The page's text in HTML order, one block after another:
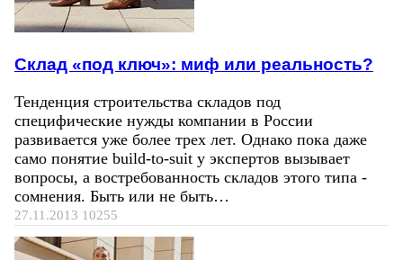
Склад «под ключ»: миф или реальность?
Тенденция строительства складов под
специфические нужды компании в России
развивается уже более трех лет. Однако пока даже
само понятие build-to-suit у экспертов вызывает
вопросы, а востребованность складов этого типа -
сомнения. Быть или не быть…
27.11.2013 10255